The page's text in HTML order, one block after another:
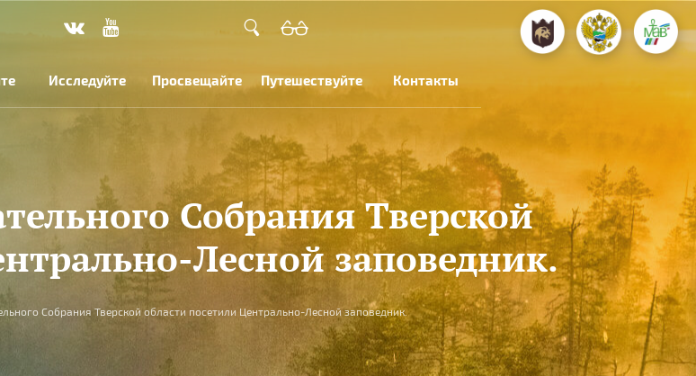
Исследуйте Просвещайте Путешествуйте Контакты
Собрания Тверской
Лесной заповедник.
Собрания Тверской области посетили Центрально-Лесной заповедник.